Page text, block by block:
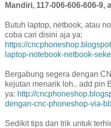
Mandiri, 117-006-606-606-9,
Butuh laptop, netbook, atau
coba cari disini aja ya:
https://
laptop-notebook-netbook-
Bergabung segera dengan
kejutan menarik loh.. add pin
ya: http://
dengan-cnc-phoneshop-via-
Sedikit tips dan trik untuk